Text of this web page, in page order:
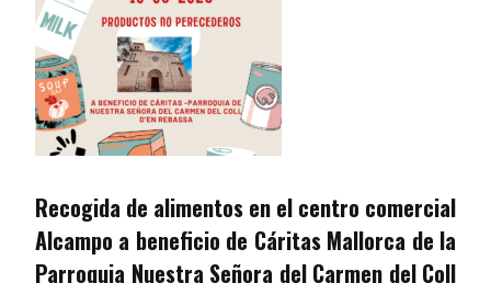
Recogida de alimentos en el centro comercial
Alcampo a beneficio de Cáritas Mallorca de la
Parroquia Nuestra Señora del Carmen del Coll